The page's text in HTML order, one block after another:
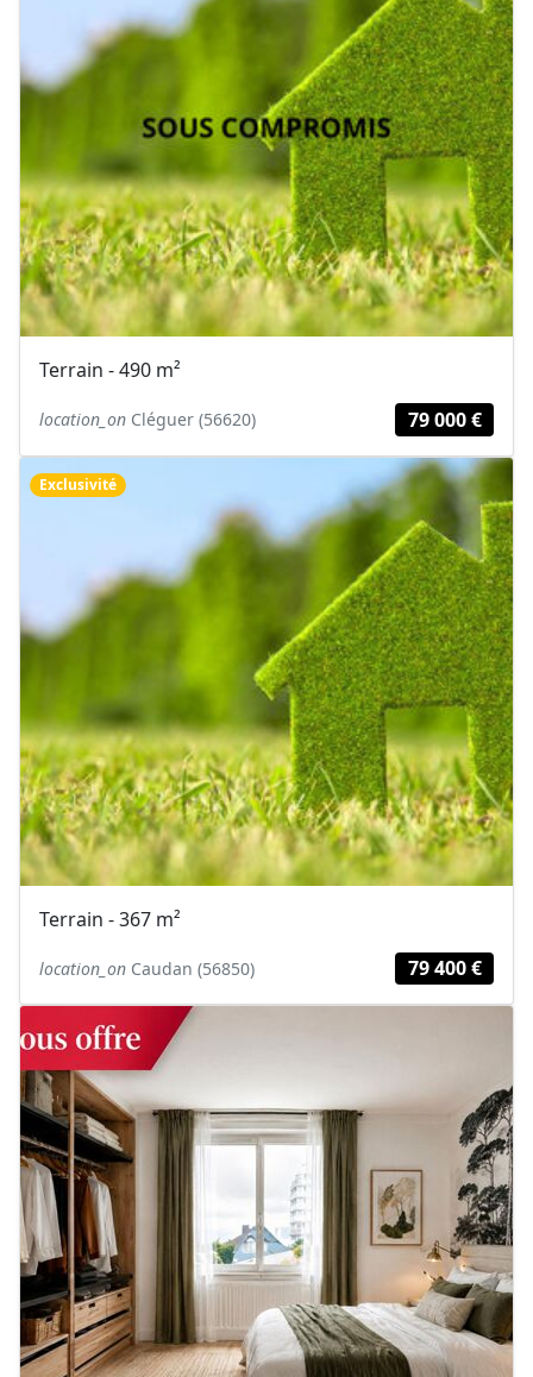
Terrain - 490 m²
location_on Cléguer (56620) 79 000 €
Exclusivité
Terrain - 367 m²
location_on Caudan (56850) 79 400 €